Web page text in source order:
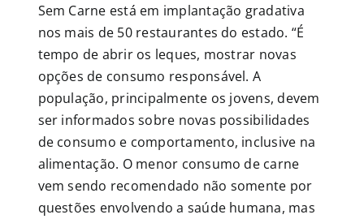
Sem Carne está em implantação gradativa
nos mais de 50 restaurantes do estado. “É
tempo de abrir os leques, mostrar novas
opções de consumo responsável. A
população, principalmente os jovens, devem
ser informados sobre novas possibilidades
de consumo e comportamento, inclusive na
alimentação. O menor consumo de carne
vem sendo recomendado não somente por
questões envolvendo a saúde humana, mas